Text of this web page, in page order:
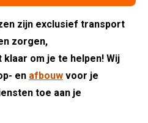
zijn exclusief transport
zorgen,
om je te helpen! Wij
en afbouw voor je
toe aan je